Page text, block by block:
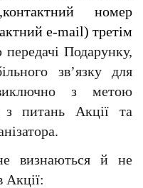
номер
e-mail) третім
Подарунку,
зв’язку для
з метою
з питань Акції та
визнаються й не
Акції: